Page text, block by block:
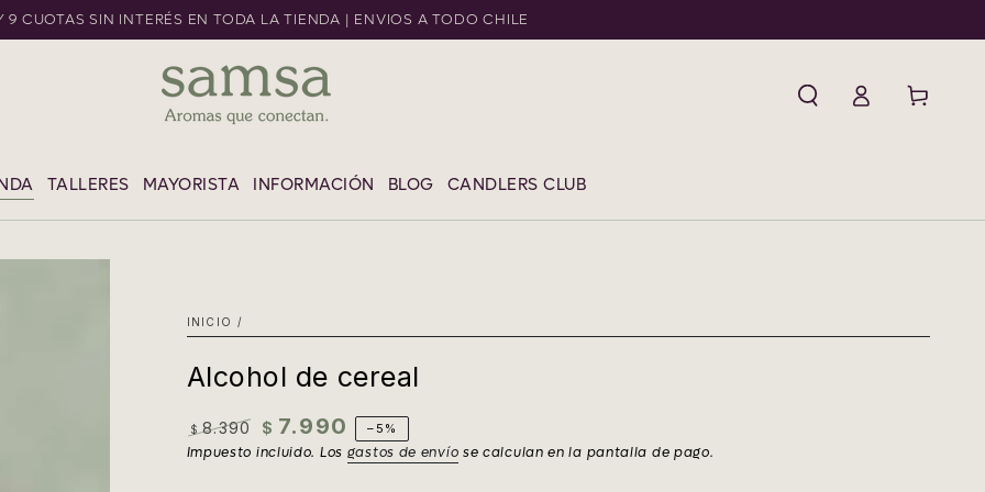
CONTENIDO
9 CUOTAS SIN INTERÉS EN TODA LA TIENDA | ENVIOS A TODO CHILE
TALLERES MAYORISTA INFORMACIÓN BLOG CANDLERS CLUB
sesión
Carrito
INICIO /
Alcohol de cereal
Precio
$ 8.390
Precio
$ 7.990 –5%
Impuesto incluido. Los gastos de envío se calculan en la pantalla de pago.